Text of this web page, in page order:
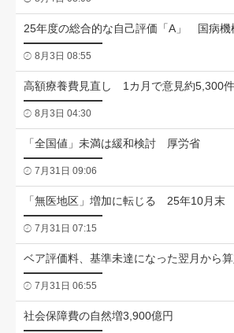
25年度の総合的な自己評価「A」 国病機
8月3日 08:55
高額療養費見直し 1カ月で意見約5,300件
8月3日 04:30
「全国値」未満は緩和検討 厚労省
7月31日 09:06
「無医地区」増加に転じる 25年10月末
7月31日 07:15
ベア評価料、基準未達になった翌月から
7月31日 06:55
社会保障費の自然増3,900億円